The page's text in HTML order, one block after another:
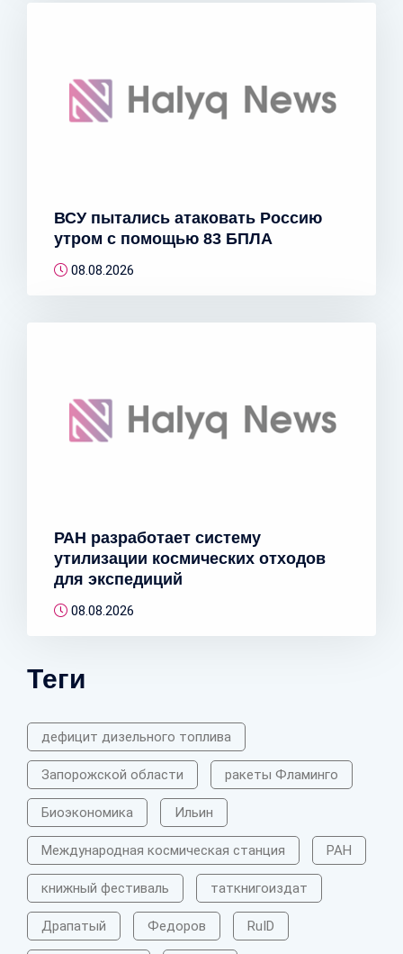
ВСУ пытались атаковать Россию
утром с помощью 83 БПЛА
08.08.2026
РАН разработает систему
утилизации космических отходов
для экспедиций
08.08.2026
Теги
дефицит дизельного топлива
Запорожской области ракеты Фламинго
Биоэкономика Ильин
Международная космическая станция РАН
книжный фестиваль таткнигоиздат
Драпатый Федоров RuID